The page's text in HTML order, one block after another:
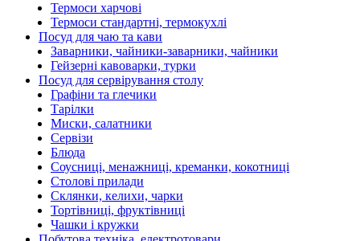
Термоси харчові
Термоси стандартні, термокухлі
Посуд для чаю та кави
Заварники, чайники-заварники, чайники
Гейзерні кавоварки, турки
Посуд для сервірування столу
Графіни та глечики
Тарілки
Миски, салатники
Сервізи
Блюда
Соусниці, менажниці, креманки, кокотниці
Столові прилади
Склянки, келихи, чарки
Тортівниці, фруктівниці
Чашки і кружки